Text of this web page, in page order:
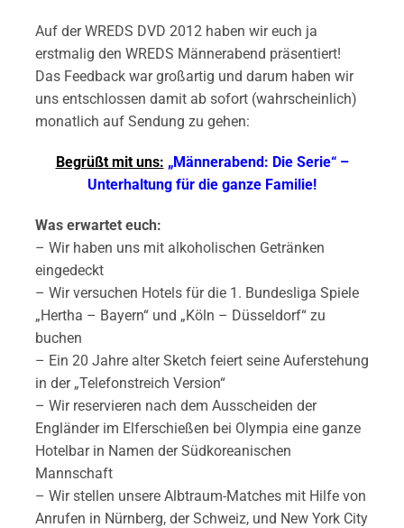
Auf der WREDS DVD 2012 haben wir euch ja
erstmalig den WREDS Männerabend präsentiert!
Das Feedback war großartig und darum haben wir
uns entschlossen damit ab sofort (wahrscheinlich)
monatlich auf Sendung zu gehen:
Begrüßt mit uns: „Männerabend: Die Serie“ –
Unterhaltung für die ganze Familie!
Was erwartet euch:
– Wir haben uns mit alkoholischen Getränken
eingedeckt
– Wir versuchen Hotels für die 1. Bundesliga Spiele
„Hertha – Bayern“ und „Köln – Düsseldorf“ zu
buchen
– Ein 20 Jahre alter Sketch feiert seine Auferstehung
in der „Telefonstreich Version“
– Wir reservieren nach dem Ausscheiden der
Engländer im Elferschießen bei Olympia eine ganze
Hotelbar in Namen der Südkoreanischen
Mannschaft
– Wir stellen unsere Albtraum-Matches mit Hilfe von
Anrufen in Nürnberg, der Schweiz, und New York City